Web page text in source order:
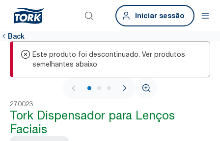
Iniciar sessão
Back
Este produto foi descontinuado. Ver produtos
semelhantes abaixo
1 / 3
270023
Tork Dispensador para Lenços
Faciais